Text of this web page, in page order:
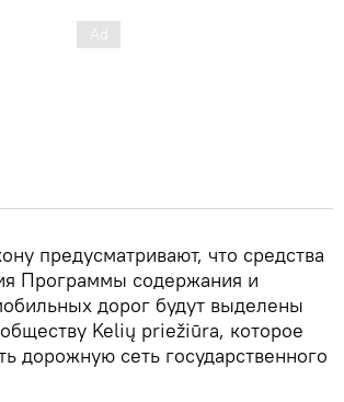
предусматривают, что средства
Программы содержания и
дорог будут выделены
Kelių priežiūra, которое
дорожную сеть государственного